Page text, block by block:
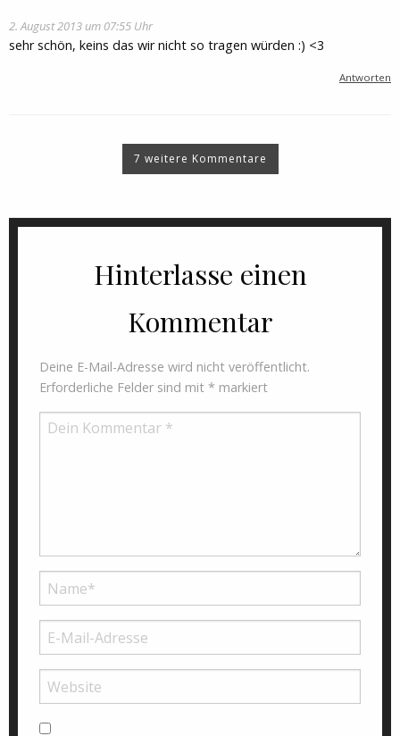
2. August 2013 um 07:55 Uhr
sehr schön, keins das wir nicht so tragen würden :) <3
Antworten
7 weitere Kommentare
Hinterlasse einen
Kommentar
Deine E-Mail-Adresse wird nicht veröffentlicht.
Erforderliche Felder sind mit * markiert